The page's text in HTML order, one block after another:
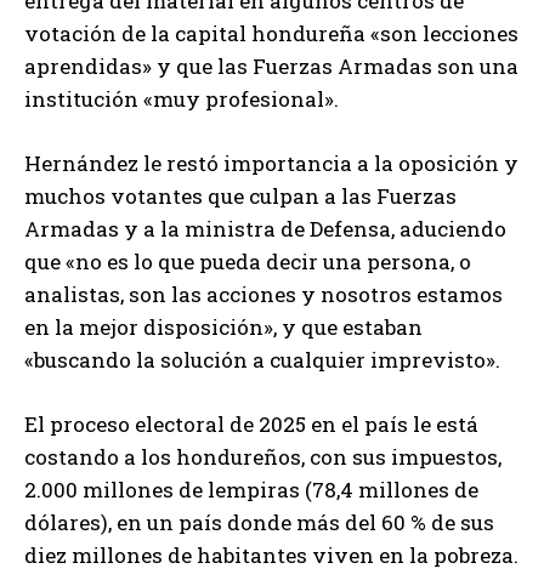
votación de la capital hondureña «son lecciones
aprendidas» y que las Fuerzas Armadas son una
institución «muy profesional».
Hernández le restó importancia a la oposición y
muchos votantes que culpan a las Fuerzas
Armadas y a la ministra de Defensa, aduciendo
que «no es lo que pueda decir una persona, o
analistas, son las acciones y nosotros estamos
en la mejor disposición», y que estaban
«buscando la solución a cualquier imprevisto».
El proceso electoral de 2025 en el país le está
costando a los hondureños, con sus impuestos,
2.000 millones de lempiras (78,4 millones de
dólares), en un país donde más del 60 % de sus
diez millones de habitantes viven en la pobreza.